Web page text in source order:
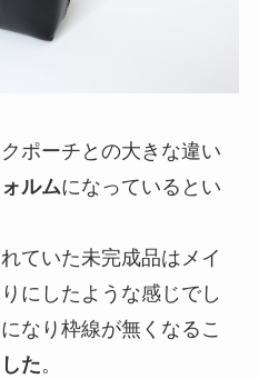
ポーチとの大きな違い
ルムになっているとい
ていた未完成品はメイ
にしたような感じでし
なり枠線が無くなるこ
た。